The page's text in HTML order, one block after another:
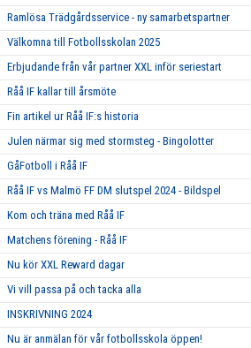
Ramlösa Trädgårdsservice - ny samarbetspartner
Välkomna till Fotbollsskolan 2025
Erbjudande från vår partner XXL inför seriestart
Råå IF kallar till årsmöte
Fin artikel ur Råå IF:s historia
Julen närmar sig med stormsteg - Bingolotter
GåFotboll i Råå IF
Råå IF vs Malmö FF DM slutspel 2024 - Bildspel
Kom och träna med Råå IF
Matchens förening - Råå IF
Nu kör XXL Reward dagar
Vi vill passa på och tacka alla
INSKRIVNING 2024
Nu är anmälan för vår fotbollsskola öppen!